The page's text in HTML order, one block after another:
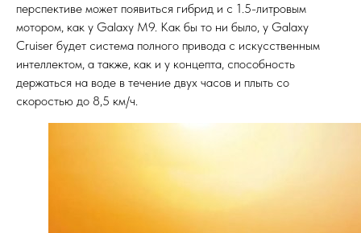
перспективе может появиться гибрид и с 1.5-литровым
мотором, как у Galaxy M9. Как бы то ни было, у Galaxy
Cruiser будет система полного привода с искусственным
интеллектом, а также, как и у концепта, способность
держаться на воде в течение двух часов и плыть со
скоростью до 8,5 км/ч.